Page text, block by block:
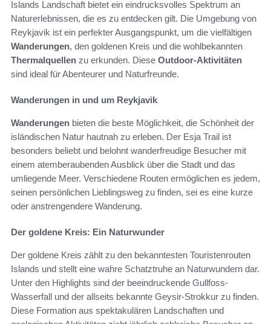
Islands Landschaft bietet ein eindrucksvolles Spektrum an
Naturerlebnissen, die es zu entdecken gilt. Die Umgebung von
Reykjavik ist ein perfekter Ausgangspunkt, um die vielfältigen
Wanderungen, den goldenen Kreis und die wohlbekannten
Thermalquellen zu erkunden. Diese Outdoor-Aktivitäten
sind ideal für Abenteurer und Naturfreunde.
Wanderungen in und um Reykjavik
Wanderungen bieten die beste Möglichkeit, die Schönheit der
isländischen Natur hautnah zu erleben. Der Esja Trail ist
besonders beliebt und belohnt wanderfreudige Besucher mit
einem atemberaubenden Ausblick über die Stadt und das
umliegende Meer. Verschiedene Routen ermöglichen es jedem,
seinen persönlichen Lieblingsweg zu finden, sei es eine kurze
oder anstrengendere Wanderung.
Der goldene Kreis: Ein Naturwunder
Der goldene Kreis zählt zu den bekanntesten Touristenrouten
Islands und stellt eine wahre Schatztruhe an Naturwundern dar.
Unter den Highlights sind der beeindruckende Gullfoss-
Wasserfall und der allseits bekannte Geysir-Strokkur zu finden.
Diese Formation aus spektakulären Landschaften und